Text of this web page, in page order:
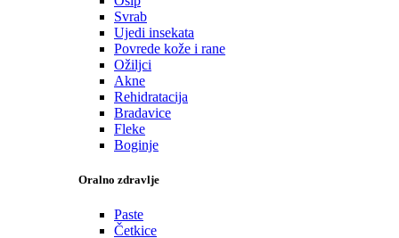
Svrab
Ujedi insekata
Povrede kože i rane
Ožiljci
Akne
Rehidratacija
Bradavice
Fleke
Boginje
Oralno zdravlje
Paste
Četkice